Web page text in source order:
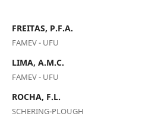
FREITAS, P.F.A.
FAMEV - UFU
LIMA, A.M.C.
FAMEV - UFU
ROCHA, F.L.
SCHERING-PLOUGH